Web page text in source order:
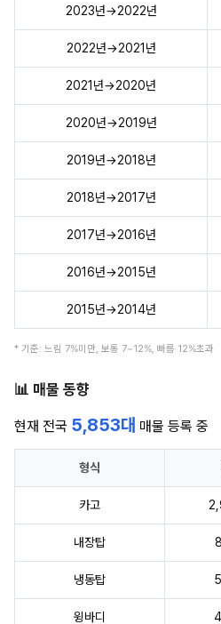
2023년→2022년
2022년→2021년
2021년→2020년
2020년→2019년
2019년→2018년
2018년→2017년
2017년→2016년
2016년→2015년
2015년→2014년
* 기준: 느림 7%미만, 보통 7~12%, 빠름 12%초과
📊 매물 동향
현재 전국 5,853대 매물 등록 중
형식
카고
내장탑
냉동탑
윙바디